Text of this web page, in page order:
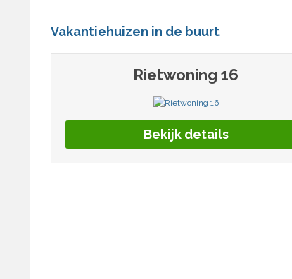
Vakantiehuizen in de buurt
Rietwoning 16
Bekijk details